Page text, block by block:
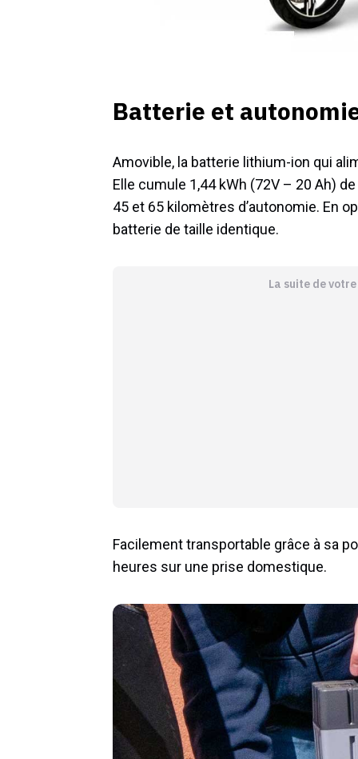
Batterie et
Amovible, la batterie lithium-ion qui
Elle cumule 1,44 kWh (72V – 20 Ah)
45 et 65 kilomètres d’autonomie. En
batterie de taille identique.
La suite de
Facilement transportable grâce à sa
heures sur une prise domestique.